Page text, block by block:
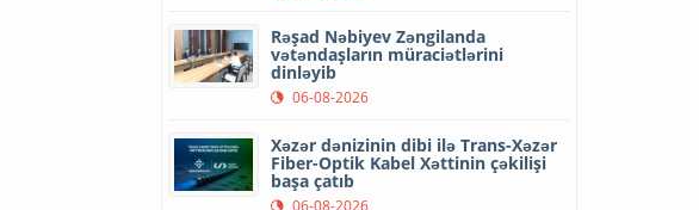
Rəşad Nəbiyev Zəngilanda
vətəndaşların müraciətlərini
dinləyib
06-08-2026
Xəzər dənizinin dibi ilə Trans-Xəzər
Fiber-Optik Kabel Xəttinin çəkilişi
başa çatıb
06-08-2026